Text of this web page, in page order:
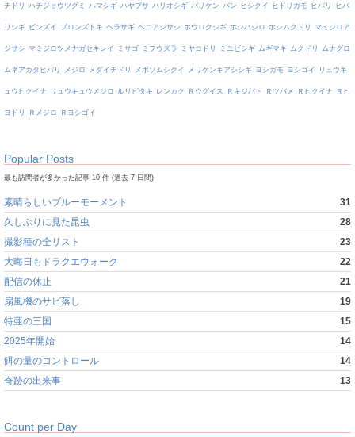
チドリ ハチジョウツグミ ハマシギ ハヤブサ ハリオシギ バリケン バン ヒシクイ ヒドリガモ ヒバリ ヒバ
リシギ ビンズイ ブロンズトキ ヘラサギ ベニアジサシ ホウロクシギ ホシハジロ ホシムクドリ マミジロア
ジサシ マミジロツメナガセキレイ ミサゴ ミフウズラ ミヤコドリ ミユビシギ ムギマキ ムクドリ ムナグロ
ムネアカタヒバリ メジロ メダイチドリ メボソムシクイ メリケンキアシシギ ヨシガモ ヨシゴイ リュウキ
ュウヒクイナ リュウキュウメジロ ルリビタキ レンカク Ｒウグイス Ｒキジバト Ｒツバメ Ｒヒクイナ Ｒヒ
ヨドリ Ｒメジロ Ｒヨシゴイ
Popular Posts
最も訪問者が多かった記事 10 件 (過去 7 日間)
素晴らしいブルーモーメント
31
久しぶりに見た昆虫
28
撮影種の全リスト
23
大晦日もドラクエウォーク
22
配信の休止
21
扇風機のサビ落し
19
特亜の三国
15
2025年開始
14
餌の量のコントロール
14
奇跡の出来事
13
Count per Day